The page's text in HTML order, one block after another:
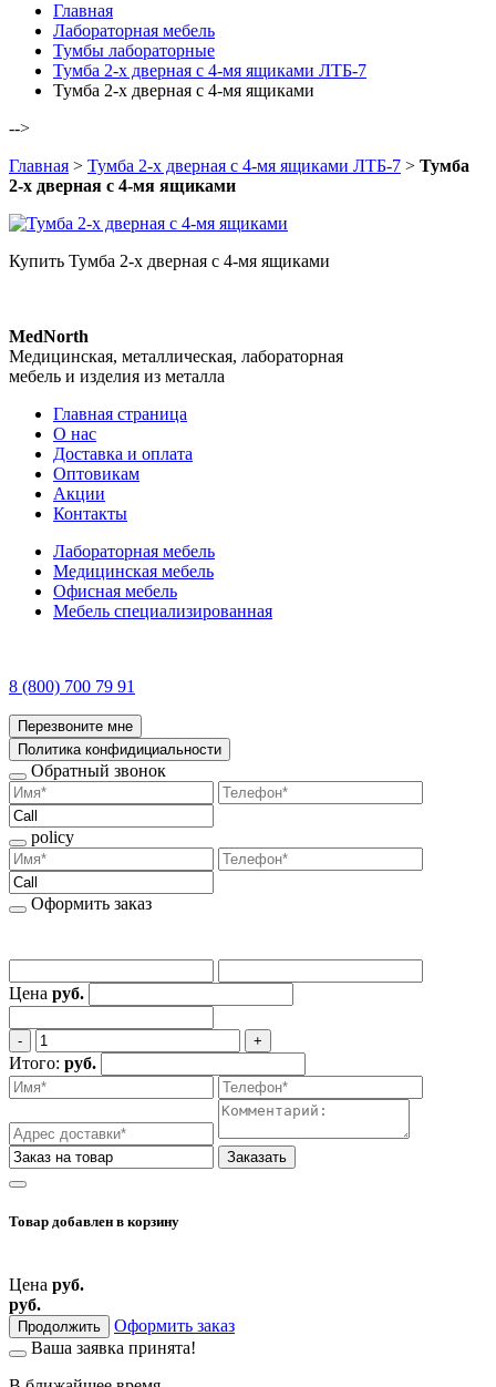
Главная
Лабораторная мебель
Тумбы лабораторные
Тумба 2-х дверная с 4-мя ящиками ЛТБ-7
Тумба 2-х дверная с 4-мя ящиками
-->
Главная > Тумба 2-х дверная с 4-мя ящиками ЛТБ-7 > Тумба
2-х дверная с 4-мя ящиками
Купить Тумба 2-х дверная с 4-мя ящиками
MedNorth
Медицинская, металлическая, лабораторная
мебель и изделия из металла
Главная страница
О нас
Доставка и оплата
Оптовикам
Акции
Контакты
Лабораторная мебель
Медицинская мебель
Офисная мебель
Мебель специализированная
8 (800) 700 79 91
Перезвоните мне
Политика конфидициальности
Обратный звонок
policy
Оформить заказ
Цена руб.
‐ +
Итого: руб.
Заказать
Товар добавлен в корзину
Цена руб.
руб.
Продолжить
Оформить заказ
Ваша заявка принята!